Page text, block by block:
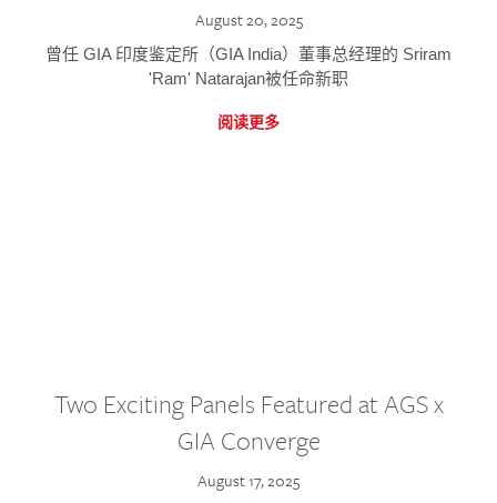
August 20, 2025
曾任 GIA 印度鉴定所（GIA India）董事总经理的 Sriram
'Ram' Natarajan被任命新职
阅读更多
Two Exciting Panels Featured at AGS x
GIA Converge
August 17, 2025